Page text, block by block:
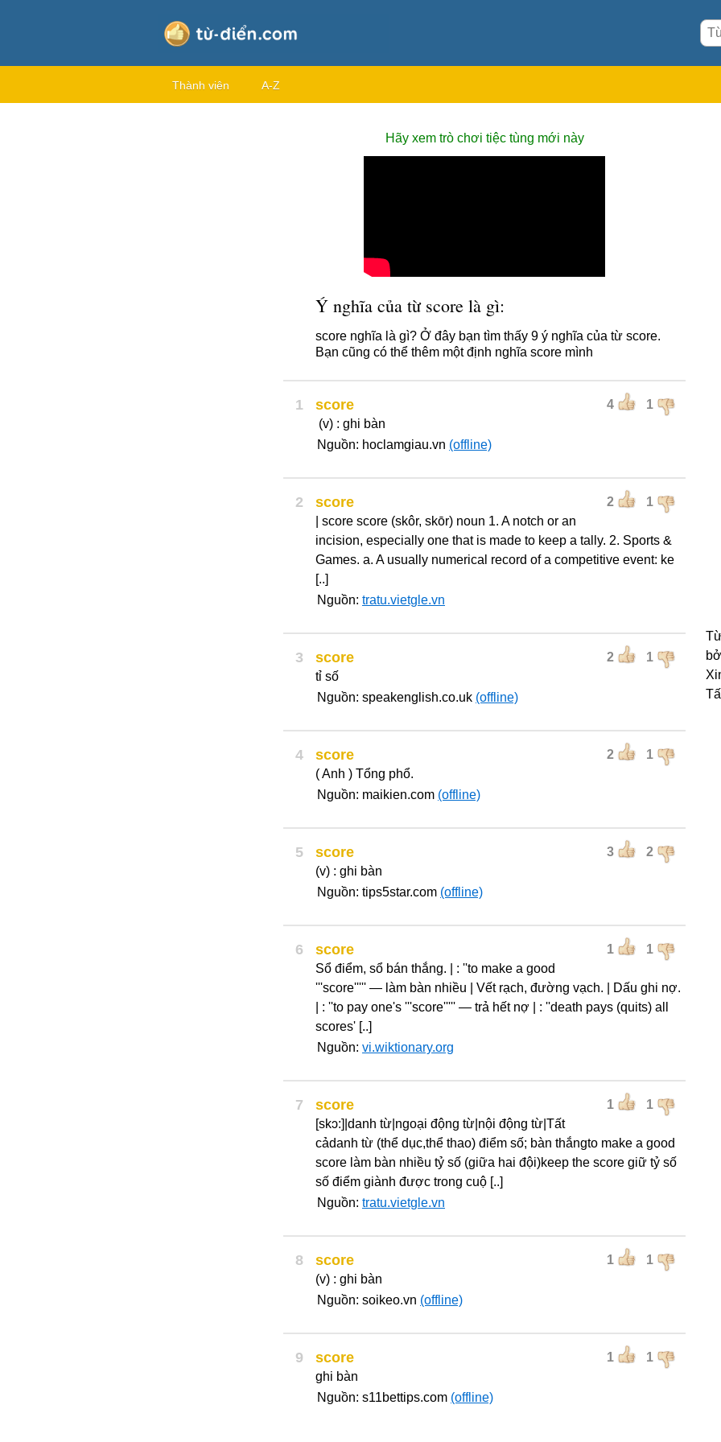
Thành viên A-Z
Hãy xem trò chơi tiệc tùng mới này
Ý nghĩa của từ score là gì:
score nghĩa là gì? Ở đây bạn tìm thấy 9 ý nghĩa của từ score.
Bạn cũng có thể thêm một định nghĩa score mình
1 4 1
score
(v) : ghi bàn
Nguồn: hoclamgiau.vn (offline)
2 2 1
score
| score score (skôr, skōr) noun 1. A notch or an
incision, especially one that is made to keep a tally. 2. Sports &
Games. a. A usually numerical record of a competitive event: ke
[..]
Nguồn: tratu.vietgle.vn
3 2 1
score
tỉ số
Nguồn: speakenglish.co.uk (offline)
4 2 1
score
( Anh ) Tổng phổ.
Nguồn: maikien.com (offline)
5 3 2
score
(v) : ghi bàn
Nguồn: tips5star.com (offline)
6 1 1
score
Sổ điểm, sổ bán thắng. | : ''to make a good
'''score''''' — làm bàn nhiều | Vết rạch, đường vạch. | Dấu ghi nợ.
| : ''to pay one's '''score''''' — trả hết nợ | : ''death pays (quits) all
scores' [..]
Nguồn: vi.wiktionary.org
7 1 1
score
[skɔ:]|danh từ|ngoại động từ|nội động từ|Tất
cảdanh từ (thể dục,thể thao) điểm số; bàn thắngto make a good
score làm bàn nhiều tỷ số (giữa hai đội)keep the score giữ tỷ số
số điểm giành được trong cuộ [..]
Nguồn: tratu.vietgle.vn
8 1 1
score
(v) : ghi bàn
Nguồn: soikeo.vn (offline)
9 1 1
score
ghi bàn
Nguồn: s11bettips.com (offline)